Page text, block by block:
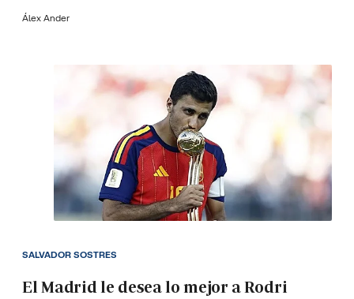
Álex Ander
El Madrid le desea lo mejor a Rodri
SALVADOR SOSTRES